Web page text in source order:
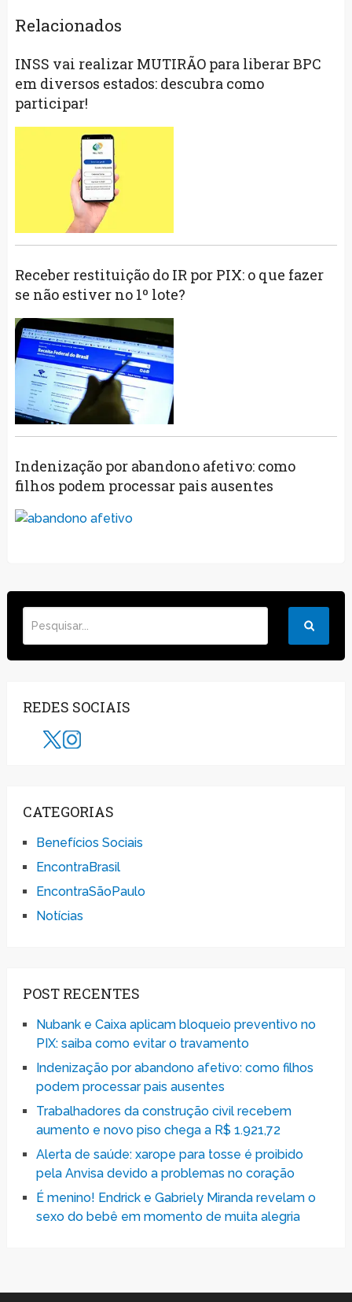
Relacionados
INSS vai realizar MUTIRÃO para liberar BPC
em diversos estados: descubra como
participar!
Receber restituição do IR por PIX: o que fazer
se não estiver no 1º lote?
Indenização por abandono afetivo: como
filhos podem processar pais ausentes
REDES SOCIAIS
CATEGORIAS
Benefícios Sociais
EncontraBrasil
EncontraSãoPaulo
Notícias
POST RECENTES
Nubank e Caixa aplicam bloqueio preventivo no
PIX: saiba como evitar o travamento
Indenização por abandono afetivo: como filhos
podem processar pais ausentes
Trabalhadores da construção civil recebem
aumento e novo piso chega a R$ 1.921,72
Alerta de saúde: xarope para tosse é proibido
pela Anvisa devido a problemas no coração
É menino! Endrick e Gabriely Miranda revelam o
sexo do bebê em momento de muita alegria